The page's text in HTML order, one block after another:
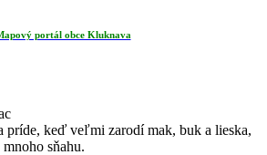
portál obce Kluknava
príde, keď veľmi zarodí mak, buk a lieska,
sňahu.